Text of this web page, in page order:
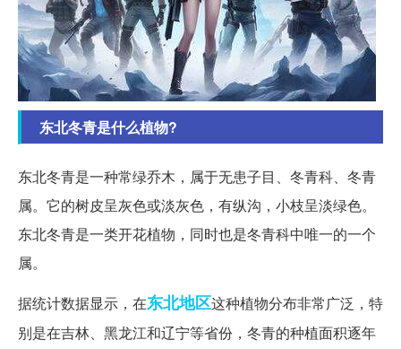
东北冬青是什么植物?
东北冬青是一种常绿乔木，属于无患子目、冬青科、冬青
属。它的树皮呈灰色或淡灰色，有纵沟，小枝呈淡绿色。
东北冬青是一类开花植物，同时也是冬青科中唯一的一个
属。
据统计数据显示，在东北地区这种植物分布非常广泛，特
别是在吉林、黑龙江和辽宁等省份，冬青的种植面积逐年